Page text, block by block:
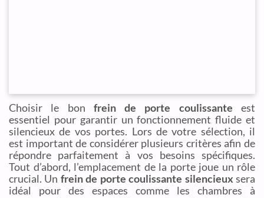
Choisir le bon frein de porte coulissante est
essentiel pour garantir un fonctionnement fluide et
silencieux de vos portes. Lors de votre sélection, il
est important de considérer plusieurs critères afin de
répondre parfaitement à vos besoins spécifiques.
Tout d’abord, l’emplacement de la porte joue un rôle
crucial. Un frein de porte coulissante silencieux sera
idéal pour des espaces comme les chambres à